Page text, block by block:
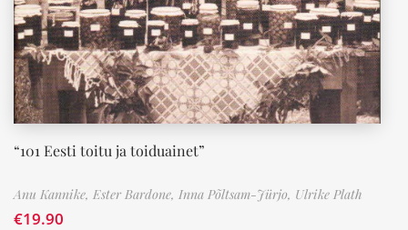
“101 Eesti toitu ja toiduainet”
Anu Kannike, Ester Bardone, Inna Põltsam-Jürjo, Ulrike Plath
€19.90